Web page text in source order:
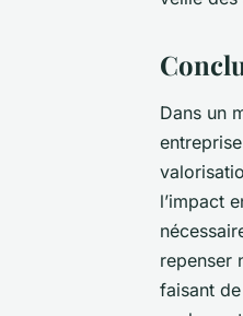
Dans un
l’impact
repenser
faisant